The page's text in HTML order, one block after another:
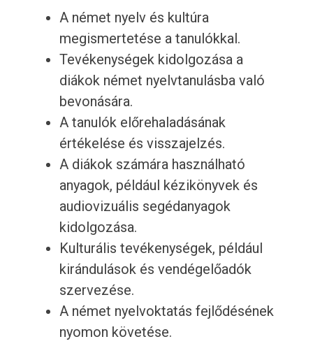
A német nyelv és kultúra
megismertetése a tanulókkal.
Tevékenységek kidolgozása a
diákok német nyelvtanulásba való
bevonására.
A tanulók előrehaladásának
értékelése és visszajelzés.
A diákok számára használható
anyagok, például kézikönyvek és
audiovizuális segédanyagok
kidolgozása.
Kulturális tevékenységek, például
kirándulások és vendégelőadók
szervezése.
A német nyelvoktatás fejlődésének
nyomon követése.